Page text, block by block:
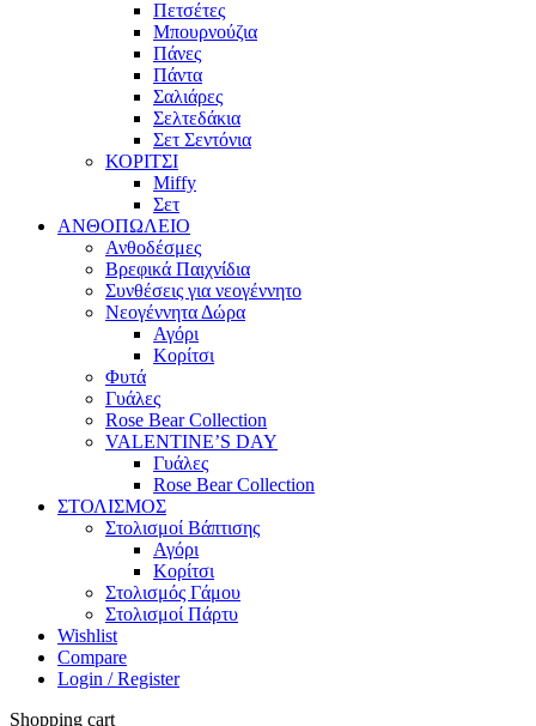
Πετσέτες
Μπουρνούζια
Πάνες
Πάντα
Σαλιάρες
Σελτεδάκια
Σετ Σεντόνια
ΚΟΡΙΤΣΙ
Miffy
Σετ
ΑΝΘΟΠΩΛΕΙΟ
Ανθοδέσμες
Βρεφικά Παιχνίδια
Συνθέσεις για νεογέννητο
Νεογέννητα Δώρα
Αγόρι
Κορίτσι
Φυτά
Γυάλες
Rose Bear Collection
VALENTINE’S DAY
Γυάλες
Rose Bear Collection
ΣΤΟΛΙΣΜΟΣ
Στολισμοί Βάπτισης
Αγόρι
Κορίτσι
Στολισμός Γάμου
Στολισμοί Πάρτυ
Wishlist
Compare
Login / Register
Shopping cart